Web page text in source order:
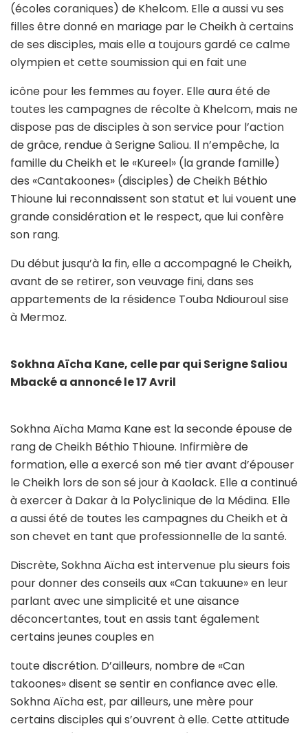
(écoles coraniques) de Khelcom. Elle a aussi vu ses
filles être donné en mariage par le Cheikh à certains
de ses disciples, mais elle a toujours gardé ce calme
olympien et cette soumission qui en fait une
icône pour les femmes au foyer. Elle aura été de
toutes les campagnes de récolte à Khelcom, mais ne
dispose pas de disciples à son service pour l’action
de grâce, rendue à Serigne Saliou. Il n’empêche, la
famille du Cheikh et le «Kureel» (la grande famille)
des «Cantakoones» (disciples) de Cheikh Béthio
Thioune lui reconnaissent son statut et lui vouent une
grande considération et le respect, que lui confère
son rang.
Du début jusqu’à la fin, elle a accompagné le Cheikh,
avant de se retirer, son veuvage fini, dans ses
appartements de la résidence Touba Ndiouroul sise
à Mermoz.
Sokhna Aïcha Kane, celle par qui Serigne Saliou
Mbacké a annoncé le 17 Avril
Sokhna Aïcha Mama Kane est la seconde épouse de
rang de Cheikh Béthio Thioune. Infirmière de
formation, elle a exercé son mé tier avant d’épouser
le Cheikh lors de son sé jour à Kaolack. Elle a continué
à exercer à Dakar à la Polyclinique de la Médina. Elle
a aussi été de toutes les campagnes du Cheikh et à
son chevet en tant que professionnelle de la santé.
Discrète, Sokhna Aïcha est intervenue plu sieurs fois
pour donner des conseils aux «Can takuune» en leur
parlant avec une simplicité et une aisance
déconcertantes, tout en assis tant également
certains jeunes couples en
toute discrétion. D’ailleurs, nombre de «Can
takoones» disent se sentir en confiance avec elle.
Sokhna Aïcha est, par ailleurs, une mère pour
certains disciples qui s’ouvrent à elle. Cette attitude